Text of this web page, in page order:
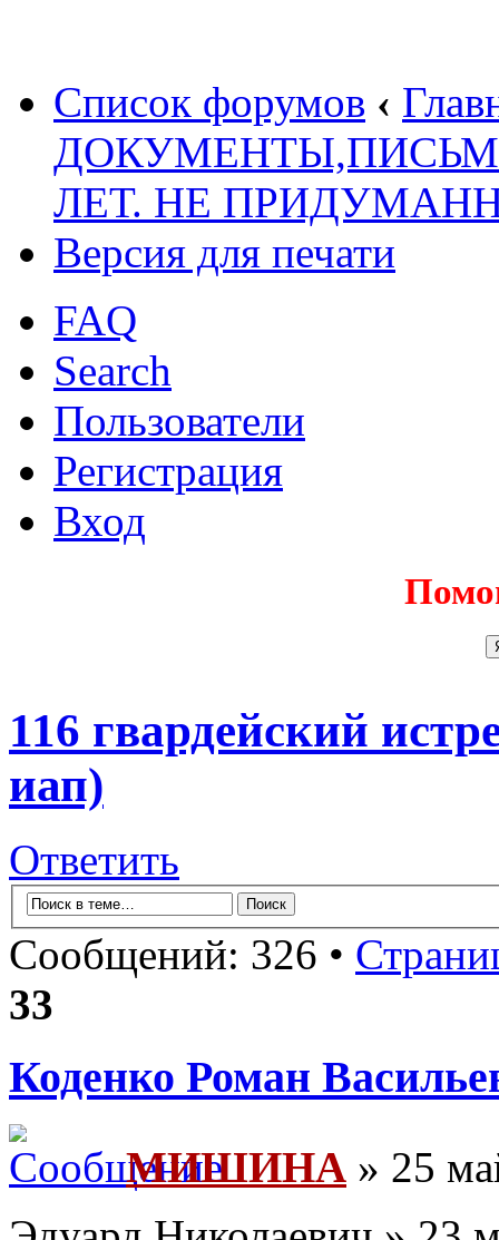
Список форумов ‹
ЛЕТ. НЕ
Версия для печати
FAQ
Search
Пользователи
Регистрация
Вход
116 гвардейский
иап)
Ответить
Сообщений: 326 •
33
Коденко Роман
МИШИНА » 25